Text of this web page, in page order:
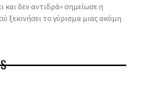
και δεν αντιδρά» σημείωσε η
ξεκινήσει το γύρισμα μιας ακόμη